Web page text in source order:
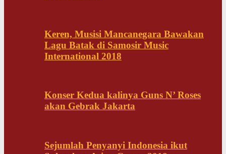
Keren, Musisi Mancanegara Bawakan
Lagu Batak di Samosir Music
International 2018
Konser Kedua kalinya Guns N’ Roses
akan Gebrak Jakarta
Sejumlah Penyanyi Indonesia ikut